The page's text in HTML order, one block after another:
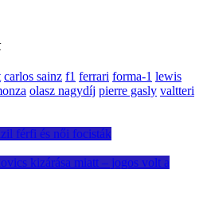
carlos sainz f1 ferrari forma-1 lewis
olasz nagydíj pierre gasly valtteri
férfi és női focisták
kizárása miatt – jogos volt a